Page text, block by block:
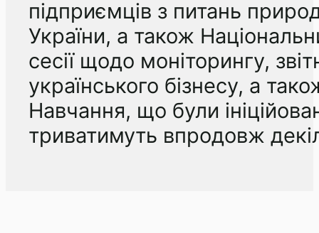
підприємців з питань
України, а також
сесії щодо моніторингу,
українського бізнесу, а
Навчання, що були
триватимуть впродовж